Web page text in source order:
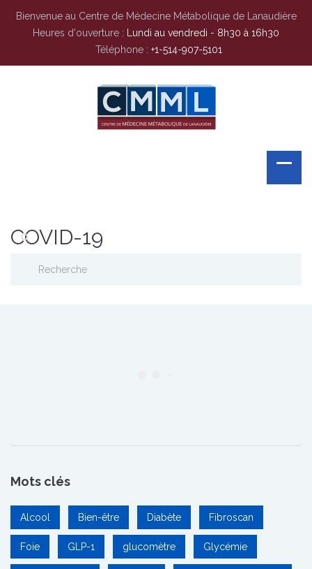
Bienvenue au Centre de Médecine Métabolique de Lanaudière
Heures d'ouverture :
Lundi au vendredi - 8h30 à 16h30
Téléphone : +1-514-907-5101
COVID-19
Mots clés
Alcool Bien-être Diabète Fibroscan
Foie GLP-1 glucomètre Glycémie